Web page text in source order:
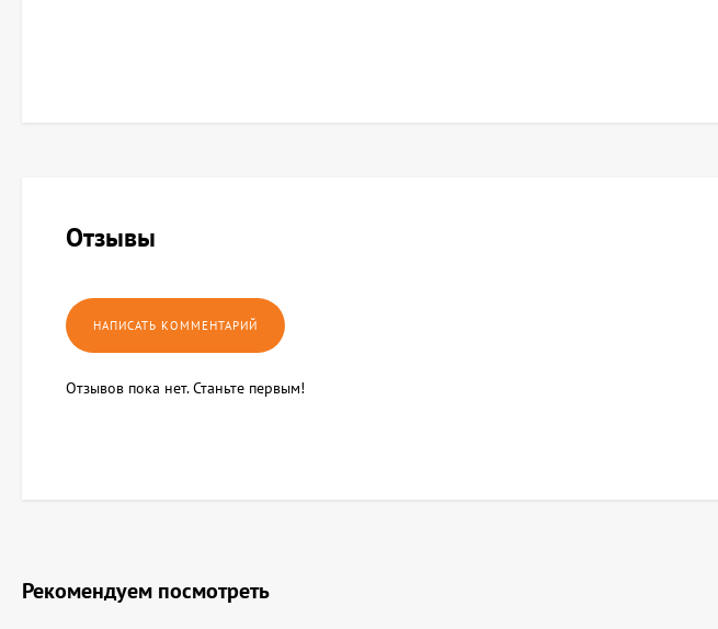
Отзывы
Отзывов пока нет. Станьте первым!
Рекомендуем посмотреть